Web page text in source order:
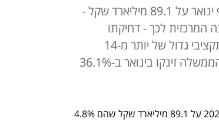
הגירעון ל-12 החודשים האחרונים עמד בסוף ינואר על 89.1 מיליארד שקל -
המרכזית לכך - דחיקתו
מהחישוב של ינואר 2023 שבו נרשם עודף תקציבי גדול של יותר מ-14
מיליארד שקל. בעקבות המלחמה - הוצאות הממשלה זינקו בינואר ב-36.1%